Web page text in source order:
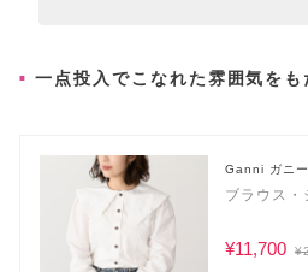
一点投入でこなれた雰囲気をも
Ganni ガニー
ブラウス・
¥11,700